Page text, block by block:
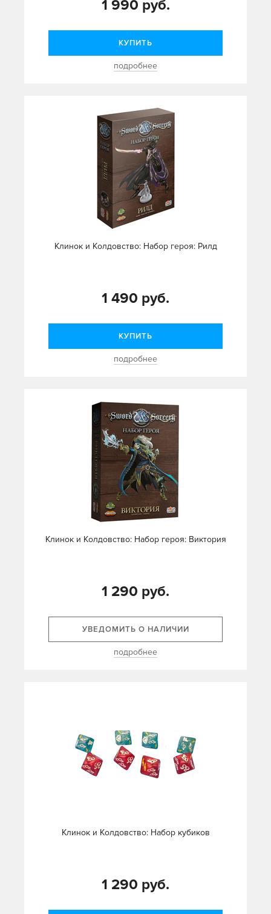
1 990 руб.
КУПИТЬ
подробнее
Клинок и Колдовство: Набор героя: Рилд
1 490 руб.
КУПИТЬ
подробнее
Клинок и Колдовство: Набор героя: Виктория
1 290 руб.
УВЕДОМИТЬ О НАЛИЧИИ
подробнее
Клинок и Колдовство: Набор кубиков
1 290 руб.